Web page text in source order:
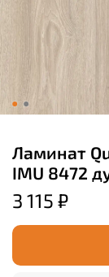
Ламинат
IMU 8472
3 115 ₽